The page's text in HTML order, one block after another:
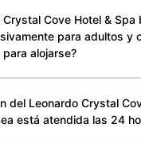
Crystal Cove Hotel & Spa
para adultos y
alojarse?
del Leonardo Crystal
está atendida las 24